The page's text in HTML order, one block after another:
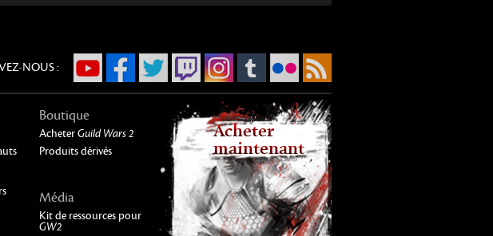
NOUS :
Boutique
AcheterGuild Wars 2
Produits dérivés
Média
Kit de ressources pour
GW2
Acheter
maintenant